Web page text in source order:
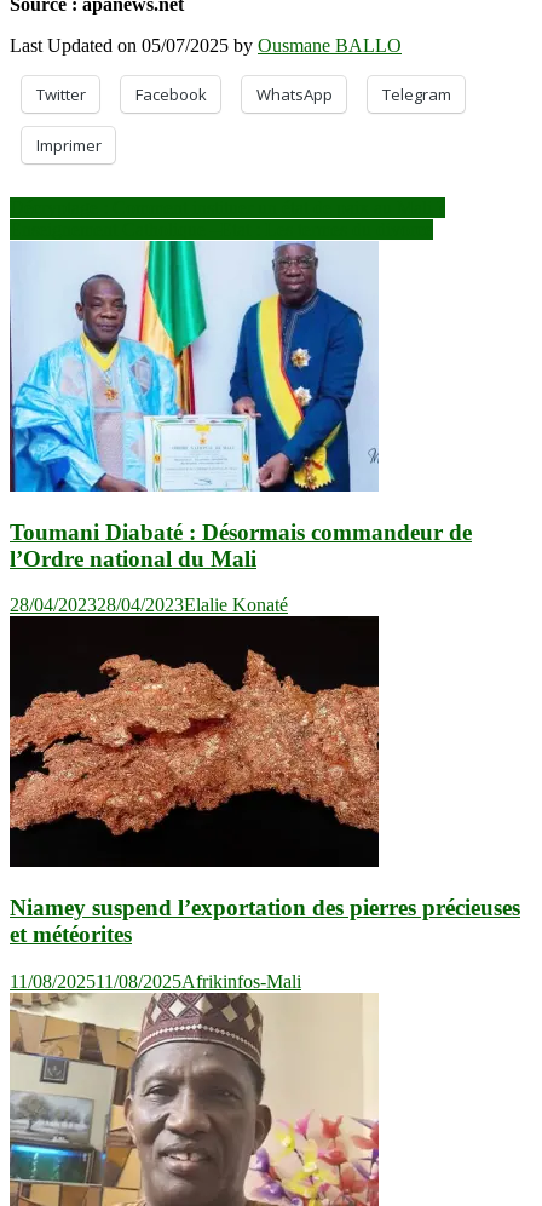
Last Updated on 05/07/2025 by Ousmane BALLO
Twitter Facebook WhatsApp Telegram
Imprimer
Navigation
de
l’article
Toumani Diabaté : Désormais commandeur de
l’Ordre national du Mali
28/04/202328/04/2023Elalie Konaté
Niamey suspend l’exportation des pierres précieuses
et météorites
11/08/202511/08/2025Afrikinfos-Mali